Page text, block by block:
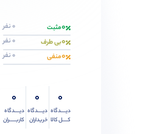
0مثبت 0 نفر
0بی طرف 0 نفر
0منفی 0 نفر
0
دیــــدگاه
کــــل کالا
0
دیــــدگاه
خریداران
0
دیــــدگاه
کاربـــــران